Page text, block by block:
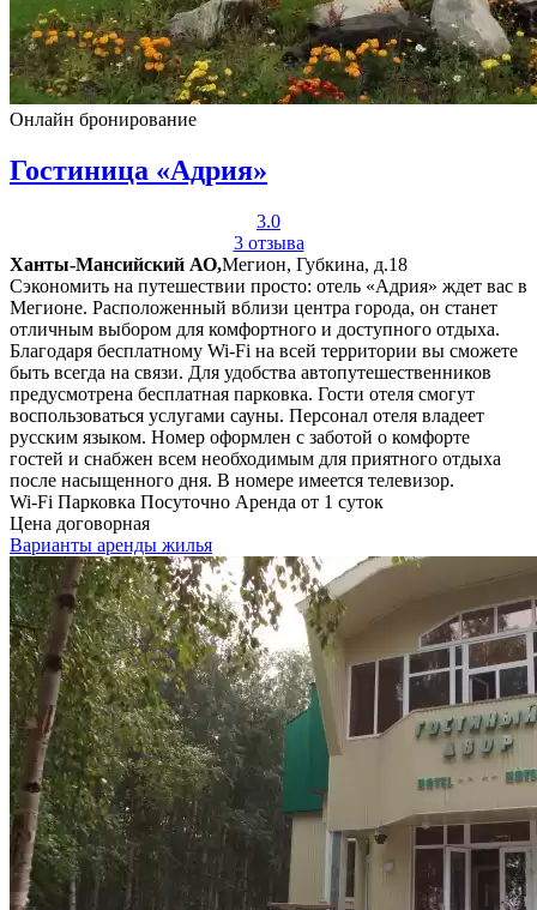
Онлайн бронирование
Гостиница «Адрия»
3.0
3 отзыва
Ханты-Мансийский АО,Мегион, Губкина, д.18
Сэкономить на путешествии просто: отель «Адрия» ждет вас в
Мегионе. Расположенный вблизи центра города, он станет
отличным выбором для комфортного и доступного отдыха.
Благодаря бесплатному Wi-Fi на всей территории вы сможете
быть всегда на связи. Для удобства автопутешественников
предусмотрена бесплатная парковка. Гости отеля смогут
воспользоваться услугами сауны. Персонал отеля владеет
русским языком. Номер оформлен с заботой о комфорте
гостей и снабжен всем необходимым для приятного отдыха
после насыщенного дня. В номере имеется телевизор.
Wi-Fi Парковка Посуточно Аренда от 1 суток
Цена договорная
Варианты аренды жилья